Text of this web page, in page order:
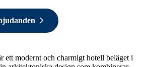
modernt och charmigt hotell beläget i